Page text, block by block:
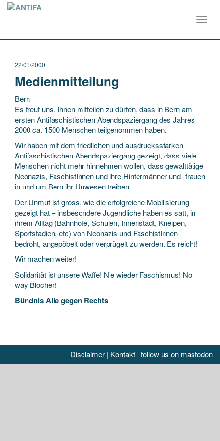
22/01/2000
Medienmitteilung
Bern
Es freut uns, Ihnen mitteilen zu dürfen, dass in Bern am
ersten Antifaschistischen Abendspaziergang des Jahres
2000 ca. 1500 Menschen teilgenommen haben.
Wir haben mit dem friedlichen und ausdrucksstarken
Antifaschistischen Abendspaziergang gezeigt, dass viele
Menschen nicht mehr hinnehmen wollen, dass gewalttätige
Neonazis, FaschistInnen und ihre Hintermänner und -frauen
in und um Bern ihr Unwesen treiben.
Der Unmut ist gross, wie die erfolgreiche Mobilisierung
gezeigt hat – insbesondere Jugendliche haben es satt, in
ihrem Alltag (Bahnhöfe, Schulen, Innenstadt, Kneipen,
Sportstadien, etc) von Neonazis und FaschistInnen
bedroht, angepöbelt oder verprügelt zu werden. Es reicht!
Wir machen weiter!
Solidarität ist unsere Waffe! Nie wieder Faschismus! No
way Blocher!
Bündnis Alle gegen Rechts
Disclaimer | Kontakt | follow us on mastodon